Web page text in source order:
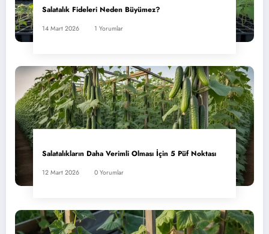
Salatalık Fideleri Neden Büyümez?
14 Mart 2026 1 Yorumlar
Salatalıkların Daha Verimli Olması İçin 5 Püf Noktası
12 Mart 2026 0 Yorumlar